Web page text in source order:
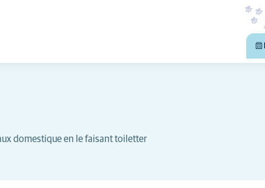
domestique en le faisant toiletter